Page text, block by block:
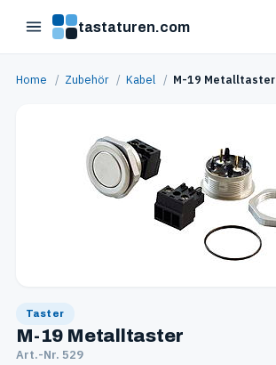
tastaturen.com
Home / Zubehör / Kabel / M-19 Metalltaster
Taster
M-19 Metalltaster
Art.-Nr. 529